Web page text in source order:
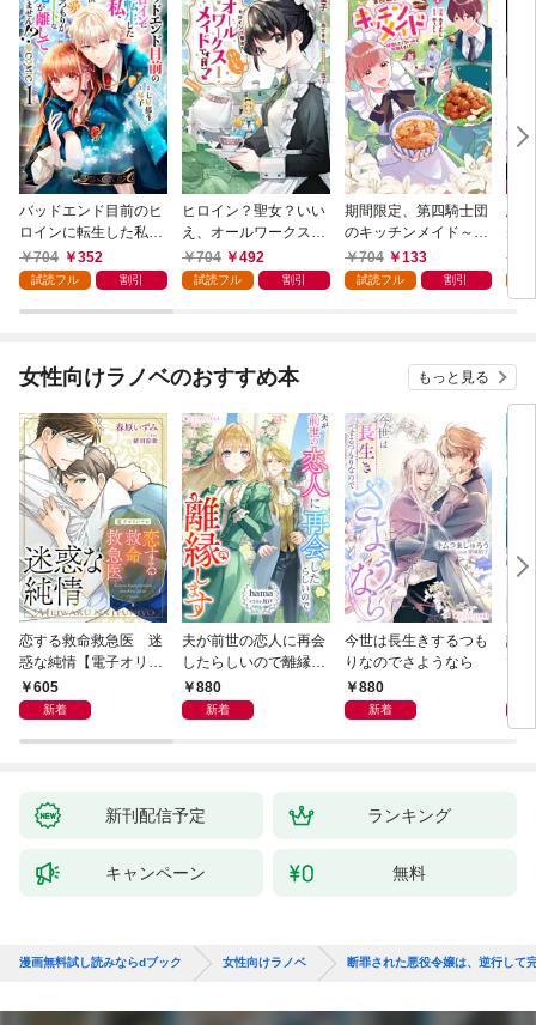
バッドエンド目前のヒ
ロインに転生した私、
今世では恋愛するつも
りがチートな兄が離し
OMIC 第1巻
704 352
試読フル 割引
ヒロイン？聖女？いい
え、オールワークスメ
イドです（誇）！@C
OMIC 第1巻
704 492
試読フル 割引
期間限定、第四騎士団
のキッチンメイド～結
婚したくないので就職
しました～@COMIC
704 133
試読フル 割引
悪
先
ラ
の
女性向けラノベのおすすめ本 もっと見る
恋する救命救急医 迷
惑な純情【電子オリジ
ナル】
605
新着
夫が前世の恋人に再会
したらしいので離縁し
ます880
新着
今世は長生きするつも
りなのでさようなら
880
新着
話
で
新刊配信予定 ランキング
キャンペーン 無料
漫画無料試し読みならdブック 女性向けラノベ 断罪された悪役令嬢は、逆行して